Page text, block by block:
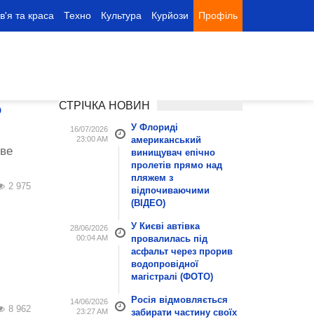
та краса Техно Культура Курйози Профіль
2 975
8 962
СТРІЧКА НОВИН
16/07/2026
23:00 AM
У Флориді
американський
винищувач епічно
пролетів прямо над
пляжем з
відпочиваючими
(ВІДЕО)
28/06/2026
00:04 AM
У Києві автівка
провалилась під
асфальт через прорив
водопровідної
магістралі (ФОТО)
14/06/2026
23:27 AM
Росія відмовляється
забирати частину своїх